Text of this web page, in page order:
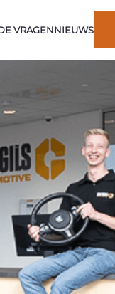
VRAGENNIEUWS